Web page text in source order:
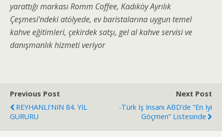
yarattığı markası Romm Coffee, Kadıköy Ayrılık
Çeşmesi’ndeki atölyede, ev baristalarına uygun temel
kahve eğitimleri, çekirdek satşı, gel al kahve servisi ve
danışmanlık hizmeti veriyor
Previous Post
REYHANLI'NIN 84. YIL
GURURU
Next Post
-Türk Iş Insanı ABD’de “en Iyi
Göçmen” Listesinde